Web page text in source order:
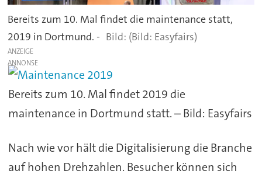
Bereits zum 10. Mal findet die maintenance statt,
2019 in Dortmund. -
(Bild: Easyfairs)
ANZEIGE
Bereits zum 10. Mal findet 2019 die
maintenance in Dortmund statt. – Bild: Easyfairs
Nach wie vor hält die Digitalisierung die Branche
auf hohen Drehzahlen. Besucher können sich